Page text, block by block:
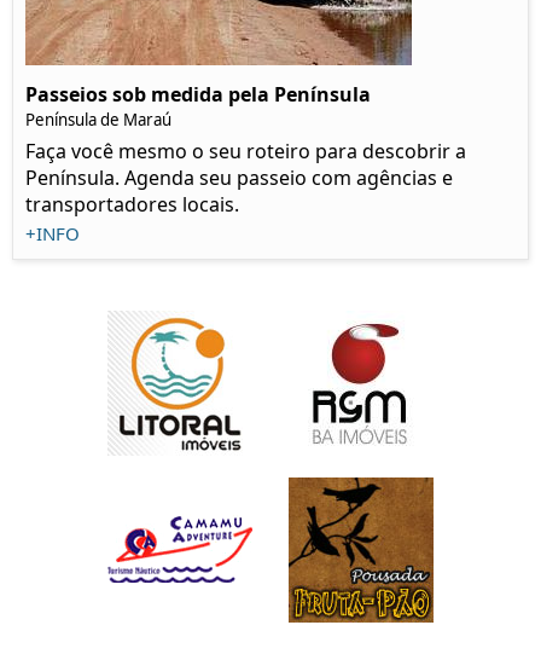
Passeios sob medida pela Península
Península de Maraú
Faça você mesmo o seu roteiro para descobrir a
Península. Agenda seu passeio com agências e
transportadores locais.
+INFO